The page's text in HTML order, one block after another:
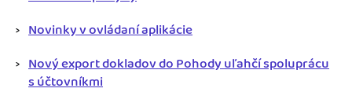
Novinky v ovládaní aplikácie
Nový export dokladov do Pohody uľahčí spoluprácu
s účtovníkmi